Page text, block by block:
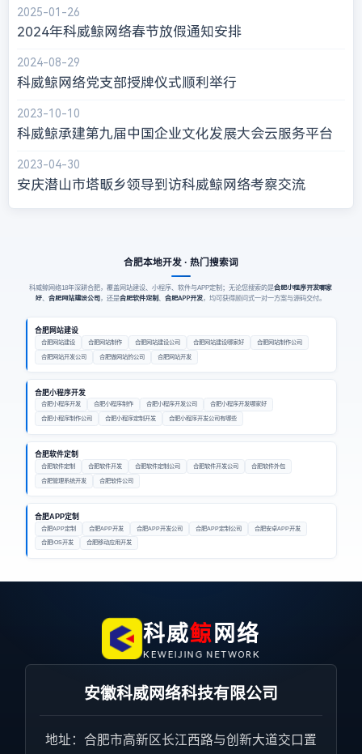
2025-01-26
2024年科威鲸网络春节放假通知安排
2024-08-29
科威鲸网络党支部授牌仪式顺利举行
2023-10-10
科威鲸承建第九届中国企业文化发展大会云服务平台
2023-04-30
安庆潜山市塔畈乡领导到访科威鲸网络考察交流
合肥本地开发 · 热门搜索词
科威鲸网络18年深耕合肥，覆盖网站建设、小程序、软件与APP定制；无论您搜索的是合肥小程序开发哪家
好、合肥网站建设公司，还是合肥软件定制、合肥APP开发，均可获得顾问式一对一方案与源码交付。
合肥网站建设
合肥网站建设 合肥网站制作 合肥网站建设公司 合肥网站建设哪家好
合肥网站制作公司
合肥网站开发公司
合肥做网站的公司 合肥网站开发
合肥小程序开发
合肥小程序开发 合肥小程序制作 合肥小程序开发公司
合肥小程序开发哪家好
合肥小程序制作公司
合肥小程序定制开发 合肥小程序开发公司有哪些
合肥软件定制
合肥软件定制 合肥软件开发 合肥软件定制公司 合肥软件开发公司
合肥软件外包
合肥管理系统开发
合肥软件公司
合肥APP定制
合肥APP定制 合肥APP开发 合肥APP开发公司 合肥APP定制公司
合肥安卓APP开发
合肥iOS开发
合肥移动应用开发
科威鲸 网络
KEWEIJING NETWORK
安徽科威网络科技有限公司
地址：合肥市高新区长江西路与创新大道交口置